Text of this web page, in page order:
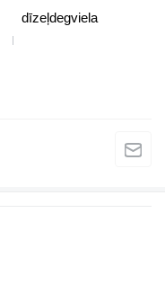
dīzeļdegviela